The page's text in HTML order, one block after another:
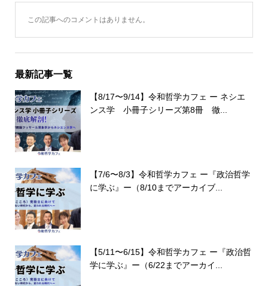
この記事へのコメントはありません。
最新記事一覧
【8/17〜9/14】令和哲学カフェ ー ネシエ
ンス学 小冊子シリーズ第8冊 徹...
【7/6〜8/3】令和哲学カフェ ー『政治哲学
に学ぶ』ー（8/10までアーカイブ...
【5/11〜6/15】令和哲学カフェ ー『政治哲
学に学ぶ』ー（6/22までアーカイ...